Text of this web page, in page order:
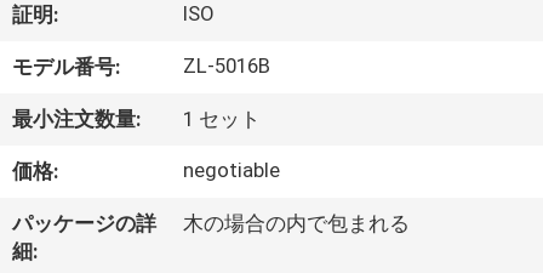
ク
ト
デ
オ
証明: ISO
モデル番号: ZL-5016B
最小注文数量: 1 セット
価格: negotiable
パッケージの詳
細:
木の場合の内で包まれる